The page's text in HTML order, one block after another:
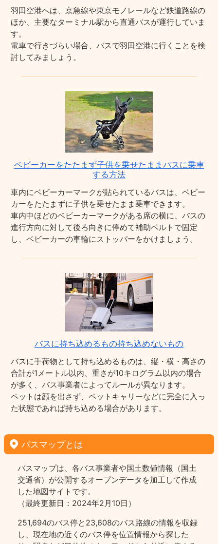
羽田空港へは、京急線や東京モノレールなど鉄道路線の
ほか、主要なターミナル駅から直通バスが運行していま
す。
電車で行きづらい場合、バスで羽田空港に行くことを検
討してみましょう。
ベビーカーをたたまず子供を乗せたままバスに乗車
する方法
車内にベビーカーマークが貼られているバスは、ベビー
カーをたたまずに子供を乗せたまま乗車できます。
車内中ほどのベビーカーマークがある席の横に、バスの
進行方向に対して後ろ向きに停めて補助ベルトで固定
し、ベビーカーの車輪にストッパーをかけましょう。
バスに持ち込めるもの持ち込めないもの
バスに手荷物として持ち込めるものは、縦・横・高さの
合計が1メートル以内、重さが10キログラム以内の場合
が多く、バス事業者によってルールが異なります。
ペットは顔を出さず、ペットキャリーなどに完全に入っ
た状態であれば持ち込める場合があります。
バスマップとは
バスマップは、各バス事業者や国土数値情報（国土
交通省）が公開するオープンデータを加工して作成
した地図サイトです。
（最終更新日：2024年2月10日）
251,694のバス停と23,608のバス路線の情報を収録
し、現在地の近くのバス停を位置情報から探した